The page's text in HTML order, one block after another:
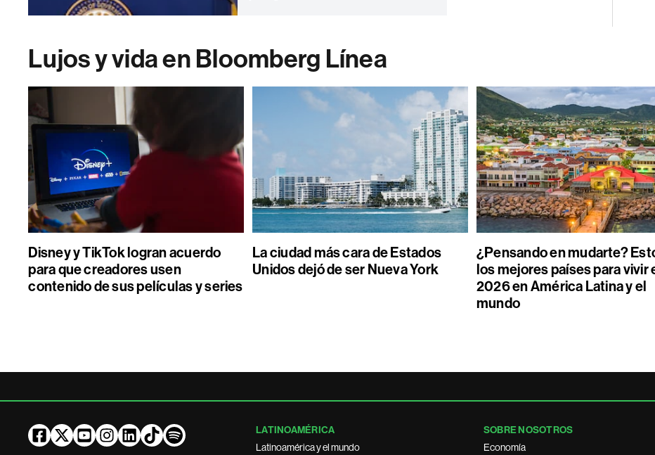
Lujos y vida en Bloomberg Línea
Disney y TikTok logran acuerdo
para que creadores usen
contenido de sus películas y series
La ciudad más cara de Estados
Unidos dejó de ser Nueva York
¿Pensando en mudarte?
los mejores países para vivir
2026 en América Latina y el
mundo
LATINOAMÉRICA
Latinoamérica y el mundo
SOBRE NOSOTROS
Economía